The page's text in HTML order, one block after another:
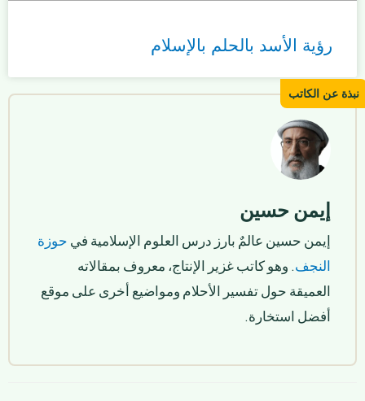
رؤية الأسد بالحلم بالإسلام
إيمن حسين
إيمن حسين عالمٌ بارز درس العلوم الإسلامية في حوزة
النجف. وهو كاتب غزير الإنتاج، معروف بمقالاته
العميقة حول تفسير الأحلام ومواضيع أخرى على موقع
أفضل استخارة.